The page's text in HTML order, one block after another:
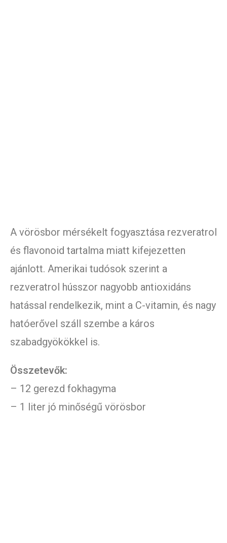
A vörösbor mérsékelt fogyasztása rezveratrol
és flavonoid tartalma miatt kifejezetten
ajánlott. Amerikai tudósok szerint a
rezveratrol hússzor nagyobb antioxidáns
hatással rendelkezik, mint a C-vitamin, és nagy
hatóerővel száll szembe a káros
szabadgyökökkel is.
Összetevők:
– 12 gerezd fokhagyma
– 1 liter jó minőségű vörösbor